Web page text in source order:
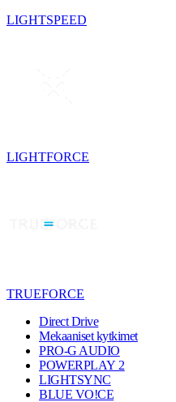
LIGHTSPEED
LIGHTFORCE
TRUEFORCE
Direct Drive
Mekaaniset kytkimet
PRO-G AUDIO
POWERPLAY 2
LIGHTSYNC
BLUE VO!CE